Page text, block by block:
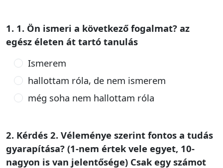
1. 1. Ön ismeri a következő fogalmat? az
egész életen át tartó tanulás
Ismerem
hallottam róla, de nem ismerem
még soha nem hallottam róla
2. Kérdés 2. Véleménye szerint fontos a tudás
gyarapítása? (1-nem értek vele egyet, 10-
nagyon is van jelentősége) Csak egy számot